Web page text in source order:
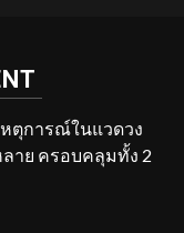
ตุการณ์ในแวดวง
าย ครอบคลุมทั้ง 2